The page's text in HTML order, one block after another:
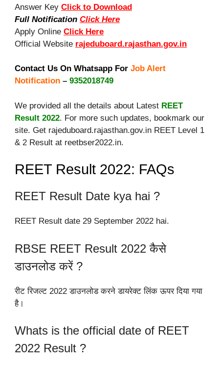
Answer Key Click to Download
Full Notification Click Here
Apply Online Click Here
Official Website rajeduboard.rajasthan.gov.in
Contact Us On Whatsapp For Job Alert
Notification – 9352018749
We provided all the details about Latest REET
Result 2022. For more such updates, bookmark our
site. Get rajeduboard.rajasthan.gov.in REET Level 1
& 2 Result at reetbser2022.in.
REET Result 2022: FAQs
REET Result Date kya hai ?
REET Result date 29 September 2022 hai.
RBSE REET Result 2022 कैसे
डाउनलोड करें ?
रीट रिजल्ट 2022 डाउनलोड करने डायरेक्ट लिंक ऊपर दिया गया
है।
Whats is the official date of REET
2022 Result ?